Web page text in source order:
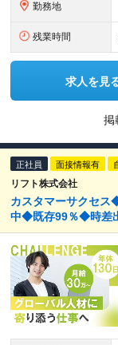
勤務地
残業時間
求人を見
掲
正社員 面接情報有
リフト株式会社
カスタマーサクセ
中◆既存99％◆時差